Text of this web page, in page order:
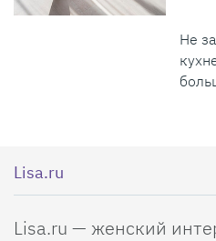
Не
Lisa.ru
Lisa.ru — женский